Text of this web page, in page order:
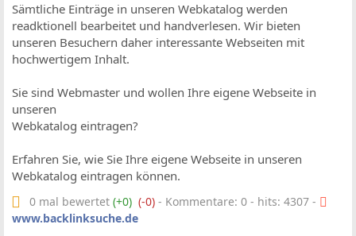
Sämtliche Einträge in unseren Webkatalog werden
readktionell bearbeitet und handverlesen. Wir bieten
unseren Besuchern daher interessante Webseiten mit
hochwertigem Inhalt.
Sie sind Webmaster und wollen Ihre eigene Webseite in
unseren
Webkatalog eintragen?
Erfahren Sie, wie Sie Ihre eigene Webseite in unseren
Webkatalog eintragen können.
0 mal bewertet (+0) (-0) - Kommentare: 0 - hits: 4307 -
www.backlinksuche.de